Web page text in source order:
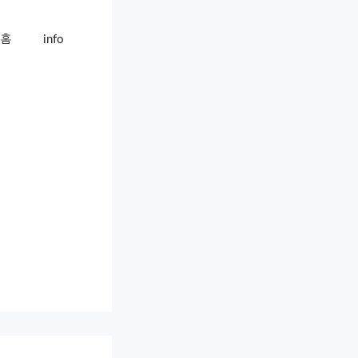
홈 info